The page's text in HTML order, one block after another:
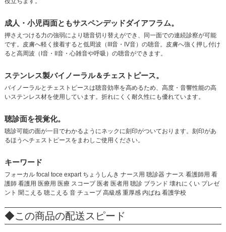
成人・小児両面ともサスペンデッドダイアフラム。
押さえつける力の強弱により聴音切り替えができ、同一面での連続診察が可能
です。皮膚へ軽く接着すると低周波（III音・IV音）の聴音。皮膚へ強く押し付け
ると高周波（I音・II音・心雑音や呼吸）の聴音ができます。
ステンレス製バイノーラル＆チェストピース。
バイノーラルとチェストピースは聴音効率を高めるため、高度・音響性能の高
いステンレス材を使用しています。折れにくく耐久性にも優れています。
聴診面を視覚化。
聴診可能の面が一目でわかるようにネックに刻印がついております。刻印があ
るほうへチェストピースをまわしご使用ください。
キーワード
フォーカル focal toce expart ちょうしんき ナース用 聴診器 ナース 看護師用 看
護師 看護用 医療用 医療 スコープ 医者 医者用 聴診 ブランド 壊れにくい プレゼ
ント 聞こえる 聴こえる 音 チューブ 高級感 重厚感 内ばね 看護学校
◆この商品の配送スピード